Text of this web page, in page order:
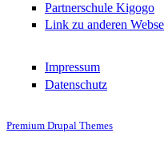
Partnerschule Kigogo
Link zu anderen
Impressum
Datenschutz
Premium Drupal Themes